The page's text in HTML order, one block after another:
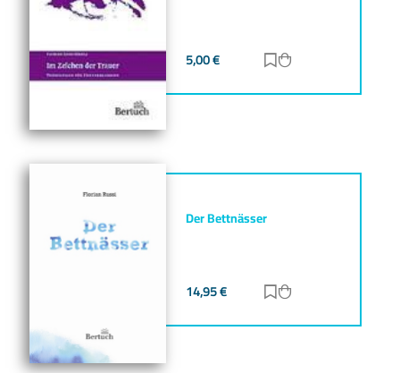
5,00€ Zur Merkliste
Der Bettnässer
14,95€ Zur Merkliste